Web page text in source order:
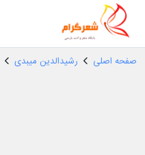
صفحه اصلی رشیدالدین میبدی